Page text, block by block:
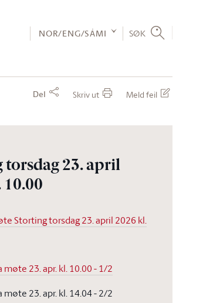
NOR/ENG/SÁMI SØK
Del Skriv ut Meld feil
torsdag 23. april
10.00
Storting torsdag 23. april 2026 kl.
møte 23. apr. kl. 10.00 - 1/2
møte 23. apr. kl. 14.04 - 2/2